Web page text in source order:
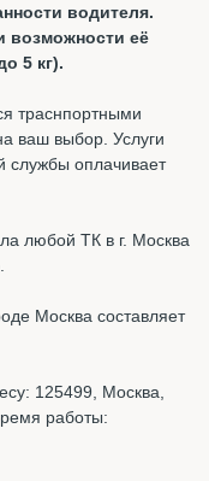
водителя.
возможности её
5 кг).
траснпортными
ваш выбор. Услуги
службы оплачивает
любой ТК в г. Москва
Москва составляет
125499, Москва,
работы: